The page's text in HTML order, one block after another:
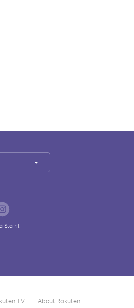
S.à r.l.
TV About Rakuten